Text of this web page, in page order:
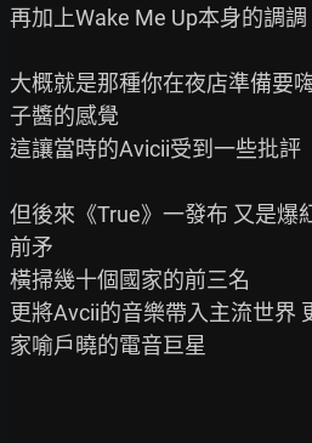
再加上Wake Me Up本身的調
大概就是那種你在夜店準備要
子醬的感覺
這讓當時的Avicii受到一些批評
但後來《True》一發布 又是爆
前矛
橫掃幾十個國家的前三名
更將Avcii的音樂帶入主流世界
家喻戶曉的電音巨星